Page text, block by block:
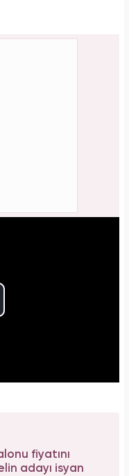
fiyatını
adayı isyan